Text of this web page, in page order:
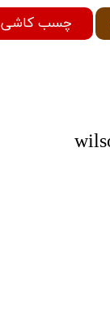
چسب کاشی